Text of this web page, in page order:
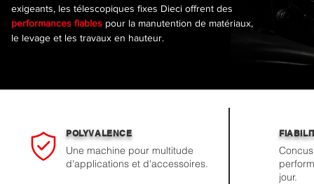
exigeants, les télescopiques fixes Dieci offrent des
performances fiables pour la manutention de matériaux,
le levage et les travaux en hauteur.
POLYVALENCE
Une machine pour multitude
d'applications et d'accessoires.
jour.